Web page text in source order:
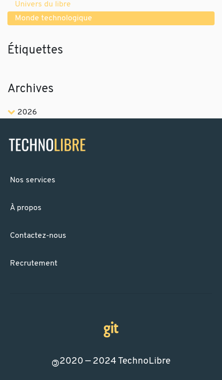
Univers du libre
Monde technologique
Étiquettes
Archives
2026
Nos services
À propos
Contactez-nous
Recrutement
©2020 — 2024 TechnoLibre